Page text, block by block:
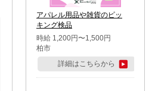
アパレル用品や雑貨のピッ
キング検品
時給 1,200円〜1,500円
柏市
詳細はこちらから